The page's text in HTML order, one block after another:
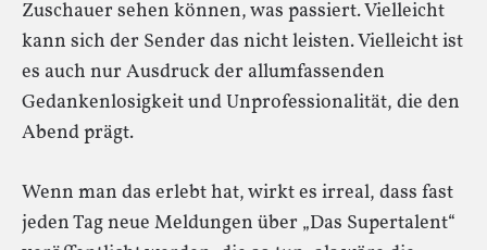
Zuschauer sehen können, was passiert. Vielleicht
kann sich der Sender das nicht leisten. Vielleicht ist
es auch nur Ausdruck der allumfassenden
Gedankenlosigkeit und Unprofessionalität, die den
Abend prägt.
Wenn man das erlebt hat, wirkt es irreal, dass fast
jeden Tag neue Meldungen über „Das Supertalent“